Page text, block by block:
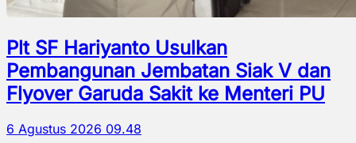
Plt SF Hariyanto Usulkan
Pembangunan Jembatan Siak V dan
Flyover Garuda Sakit ke Menteri PU
6 Agustus 2026 09.48